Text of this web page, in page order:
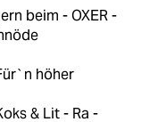
beim - OXER -
höher
& Lit - Ra -